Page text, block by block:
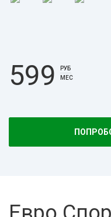
599
РУБ
МЕС